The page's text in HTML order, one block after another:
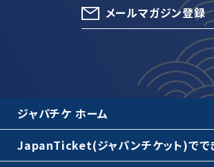
メールマガジン登録
ジャパチケ ホーム
JapanTicket(ジャパンチケット)でで